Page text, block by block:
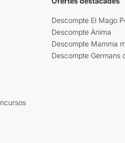
Descompte El Mago
Descompte Ànima
Descompte Mamma
Descompte Germans